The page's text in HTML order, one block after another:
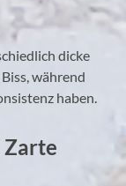
dicke
während
haben.
Zarte